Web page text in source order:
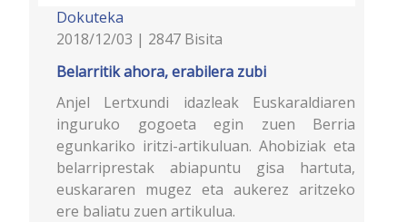
Dokuteka
2018/12/03 | 2847 Bisita
Belarritik ahora, erabilera zubi
Anjel Lertxundi idazleak Euskaraldiaren
inguruko gogoeta egin zuen Berria
egunkariko iritzi-artikuluan. Ahobiziak eta
belarriprestak abiapuntu gisa hartuta,
euskararen mugez eta aukerez aritzeko
ere baliatu zuen artikulua.